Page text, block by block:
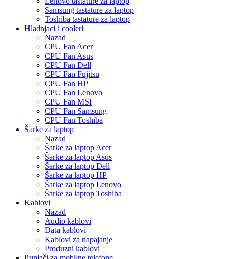
Samsung tastature za laptop
Toshiba tastature za laptop
Hladnjaci i cooleri
Nazad
CPU Fan Acer
CPU Fan Asus
CPU Fan Dell
CPU Fan Fujitsu
CPU Fan HP
CPU Fan Lenovo
CPU Fan MSI
CPU Fan Samsung
CPU Fan Toshiba
Šarke za laptop
Nazad
Šarke za laptop Acer
Šarke za laptop Asus
Šarke za laptop Dell
Šarke za laptop HP
Šarke za laptop Lenovo
Šarke za laptop Toshiba
Kablovi
Nazad
Audio kablovi
Data kablovi
Kablovi za napajanje
Produzni kablovi